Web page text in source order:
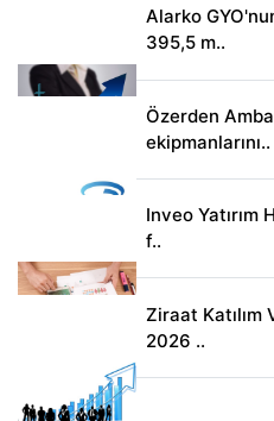
Alarko
395,5 m..
Özerden
ekipmanlarını..
Inveo Yatırım
f..
Ziraat Katılım
2026 ..